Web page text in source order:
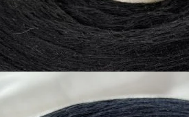
₽
г
Plus